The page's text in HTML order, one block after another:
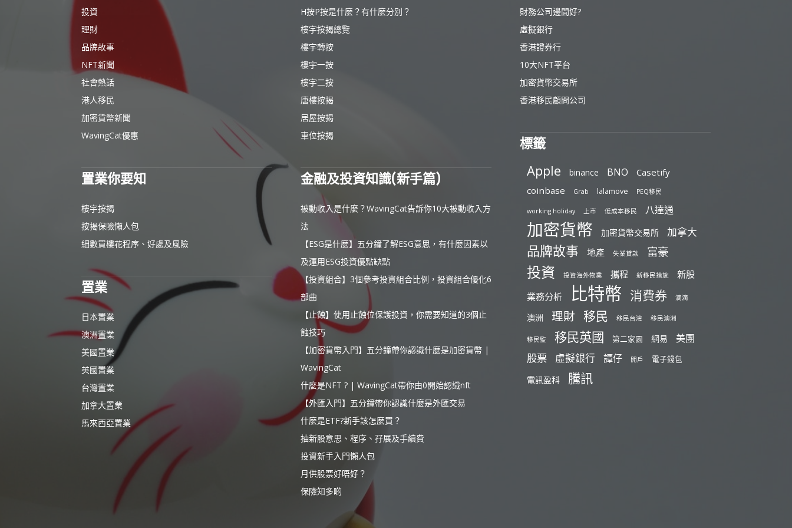
投資
理財
品牌故事
NFT新聞
社會熱話
港人移民
加密貨幣新聞
WavingCat優惠
置業你要知
樓宇按揭
按揭保險懶人包
細數買樓花程序、好處及風險
置業
日本置業
澳洲置業
美國置業
英國置業
台灣置業
加拿大置業
馬來西亞置業
H按P按是什麼？有什麼分別？
樓宇按揭總覽
樓宇轉按
樓宇一按
樓宇二按
唐樓按揭
居屋按揭
車位按揭
金融及投資知識(新手篇)
被動收入是什麼？WavingCat告訴你10大被動收入方
法
【ESG是什麼】五分鐘了解ESG意思，有什麼因素以
及運用ESG投資優點缺點
【投資組合】3個參考投資組合比例，投資組合優化6
部曲
【止蝕】使用止蝕位保護投資，你需要知道的3個止
蝕技巧
【加密貨幣入門】五分鐘帶你認識什麼是加密貨幣 |
WavingCat
什麼是NFT ? | WavingCat帶你由0開始認識nft
【外匯入門】五分鐘帶你認識什麼是外匯交易
什麼是ETF?新手該怎麼買？
抽新股意思、程序、孖展及手續費
投資新手入門懶人包
月供股票好唔好？
保險知多啲
財務公司邊間好?
虛擬銀行
香港證券行
10大NFT平台
加密貨幣交易所
香港移民顧問公司
標籤
Apple binance BNO
Casetify
coinbase
Grab lalamove PEQ移民
working holiday 上市 低成本移民 八達通
加密貨幣 加密貨幣交易所 加拿大
品牌故事 地產 失業貸款 富豪
投資 投資海外物業 攜程 新移民措施
新股
業務分析
比特幣 消費券 滴滴
澳洲 理財 移民 移民台灣 移民澳洲
移民監 移民英國 第二家園 網易 美團
股票 虛擬銀行 譚仔 開戶 電子錢包
電訊盈科 騰訊